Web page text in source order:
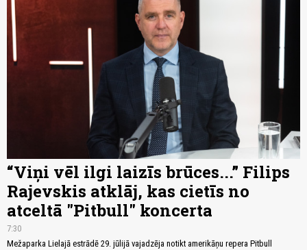
“Viņi vēl ilgi laizīs brūces...” Filips
Rajevskis atklāj, kas cietīs no
atceltā "Pitbull" koncerta
7:30
Mežaparka Lielajā estrādē 29. jūlijā vajadzēja notikt amerikāņu repera Pitbull